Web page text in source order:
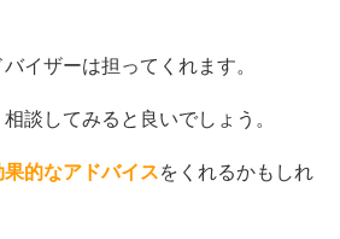
イザーは担ってくれます。
談してみると良いでしょう。
的なアドバイス をくれるかもしれ